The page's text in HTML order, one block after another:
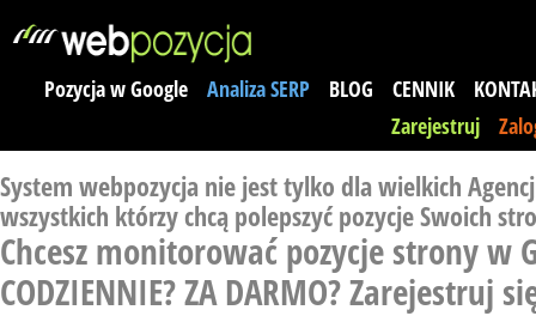
Pozycja w Google Analiza SERP BLOG CENNIK
Zarejestruj
System webpozycja nie jest tylko dla wielkich
wszystkich którzy chcą polepszyć pozycje Swoich
Chcesz monitorować pozycje strony w
CODZIENNIE? ZA DARMO?Zarejestruj